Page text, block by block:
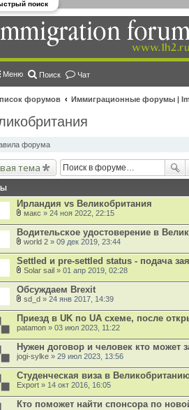
Меню Поиск Чат
форумов Иммиграционные форумы |
поиск
форума
тема
Ирландия vs Великобритания
л
о
ж
е
н
и
макс » 24 ноя 2022, 22:15
Водительское удостоверение в
л
о
ж
е
н
и
world 2 » 09 дек 2019, 23:44
Settled и pre-settled status - подача
л
о
ж
е
н
и
Solar sail » 01 апр 2019, 02:28
Обсуждаем Brexit
л
о
ж
е
н
и
sd_d » 24 янв 2017, 14:39
Приезд в UK по UA схеме, после
patamon » 03 июл 2023, 11:22
Нужен договор и человек кто может
jogi-sylke » 29 июл 2023, 13:56
Студенческая виза в
Export » 14 окт 2016, 16:05
Кто поможет найти спонсора по